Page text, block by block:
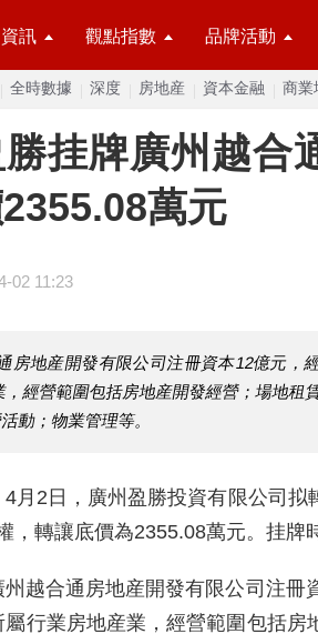
資訊 觀點指數 品牌活動
全時數據 深度 房地産 資本金融 商業
挂牌廣州越合
萬元
02 11:23
房地産開發有限公司注冊資本12億元，
，經營範圍包括房地産開發經營；場地租
動；物業管理等。
4月2日，廣州盈勝投資有限公司拟
，轉讓底價為2355.08萬元。挂牌
越合通房地産開發有限公司注冊
屬行業房地産業，經營範圍包括房